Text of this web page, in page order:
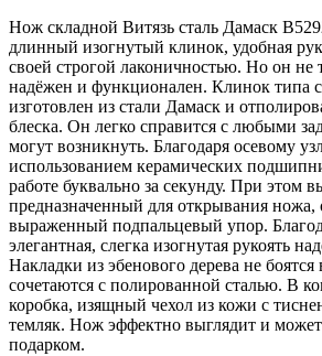
Нож складной Витязь сталь Дамаск
длинный изогнутый клинок, удобная
своей строгой лаконичностью. Но он не
надёжен и функционален. Клинок типа
изготовлен из стали Дамаск и
блеска. Он легко справится с любыми
могут возникнуть. Благодаря осевому
использованием керамических
работе буквально за секунду. При этом
предназначенный для открывания ножа,
выраженный подпальцевый упор.
элегантная, слегка изогнутая рукоять
Накладки из эбенового дерева не
сочетаются с полированной сталью. В
коробка, изящный чехол из кожи с
темляк. Нож эффектно выглядит и
подарком.